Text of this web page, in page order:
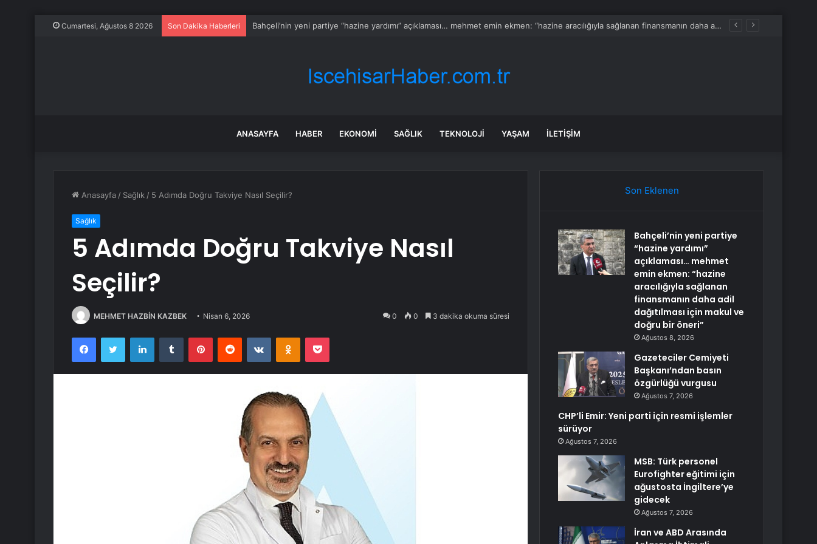
Cumartesi, Ağustos 8 2026 Son Dakika Haberleri Bahçeli’nin yeni partiye “hazine yardımı” açıklaması… mehmet emin ekmen: “hazine aracılığıyla sağlanan finansmanın daha adil dağıtılması için makul ve doğru bir öneri”
ANASAYFA HABER EKONOMI SAĞLIK TEKNOLOJI YAŞAM İLETIŞIM
Anasayfa / Sağlık / 5 Adımda Doğru Takviye Nasıl Seçilir?
Sağlık
5 Adımda Doğru Takviye Nasıl
Seçilir?
MEHMET HAZBİN KAZBEK Nisan 6, 2026 0 0 3 dakika okuma süresi
FacebookTwitter LinkedInTumblr PinterestReddit VKontakteOdnoklassniki
Pocket
Son Eklenen
Bahçeli’nin yeni partiye
“hazine yardımı”
açıklaması… mehmet
emin ekmen: “hazine
aracılığıyla sağlanan
finansmanın daha adil
dağıtılması için makul ve
doğru bir öneri”
Ağustos 8, 2026
Gazeteciler Cemiyeti
Başkanı’ndan basın
özgürlüğü vurgusu
Ağustos 7, 2026
CHP’li Emir: Yeni parti için resmi işlemler
sürüyor
Ağustos 7, 2026
MSB: Türk personel
Eurofighter eğitimi için
ağustosta İngiltere’ye
gidecek
Ağustos 7, 2026
İran ve ABD Arasında